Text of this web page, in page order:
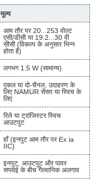
मूल्य
आम तौर पर 20...253 वोल्ट
एसी/डीसी या 19.2...30 वी
सीसी (विकल्प के अनुसार भिन्न
होता है)
लगभग 1.5 W (सामान्य)
एकल या दो-चैनल, उदाहरण के
लिए NAMUR सेंसर या स्विच के
लिए
रिले या ट्रांजिस्टर स्विच
आउटपुट
हाँ (इनपुट आम तौर पर Ex ia
IIC)
इनपुट, आउटपुट और पावर
सप्लाई के बीच गैल्वानिक अलगाव